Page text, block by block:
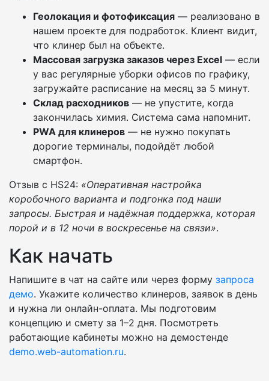
Геолокация и фотофиксация — реализовано в
нашем проекте для подработок. Клиент видит,
что клинер был на объекте.
Массовая загрузка заказов через Excel — если
у вас регулярные уборки офисов по графику,
загружайте расписание на месяц за 5 минут.
Склад расходников — не упустите, когда
закончилась химия. Система сама напомнит.
PWA для клинеров — не нужно покупать
дорогие терминалы, подойдёт любой
смартфон.
Отзыв с HS24: «Оперативная настройка
коробочного варианта и подгонка под наши
запросы. Быстрая и надёжная поддержка, которая
порой и в 12 ночи в воскресенье на связи».
Как начать
Напишите в чат на сайте или через форму запроса
демо. Укажите количество клинеров, заявок в день
и нужна ли онлайн-оплата. Мы подготовим
концепцию и смету за 1–2 дня. Посмотреть
работающие кабинеты можно на демостенде
demo.web-automation.ru.